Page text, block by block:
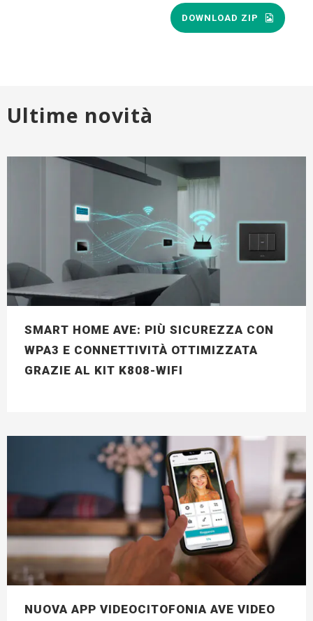
DOWNLOAD ZIP
Ultime novità
SMART HOME AVE: PIÙ SICUREZZA CON
WPA3 E CONNETTIVITÀ OTTIMIZZATA
GRAZIE AL KIT K808-WIFI
NUOVA APP VIDEOCITOFONIA AVE VIDEO